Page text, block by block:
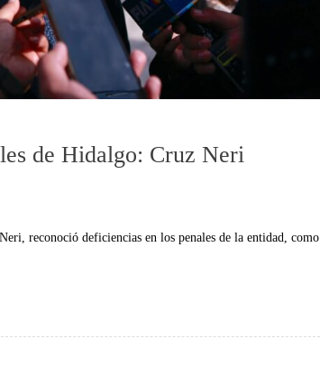
de Hidalgo: Cruz Neri
reconoció deficiencias en los penales de la entidad, como